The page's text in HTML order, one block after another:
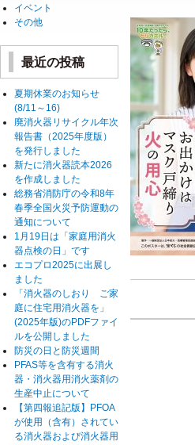
イベント
その他
最近の投稿
夏期休業のお知らせ
(8/11～16)
廃消火器リサイクル年次
報告書（2025年度版）
を発行しました
新たに消火器読本2026
を作成しました
総務省消防庁の令和8年
春季全国火災予防運動の
通知について
1月19日は「家庭用消火
器点検の日」です
エコプロ2025に出展し
ました
「消火器のしおり ご家
庭に住宅用消火器を」
(2025年版)のPDFファイ
ルを公開しました
防災の日と防災週間
PFAS等を含有する消火
器・消火器用消火薬剤の
生産中止について
【第四報追記版】PFOA
が使用（含有）されてい
る消火器および消火器用